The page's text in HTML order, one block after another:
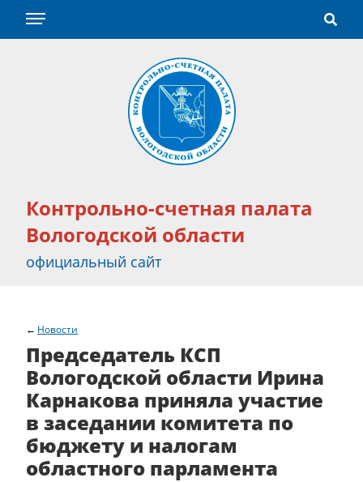
Контрольно-счетная палата
Вологодской области
официальный сайт
Новости
Председатель КСП
Вологодской области Ирина
Карнакова приняла участие
в заседании комитета по
бюджету и налогам
областного парламента